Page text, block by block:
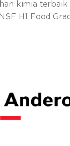
kimia
H1 Food